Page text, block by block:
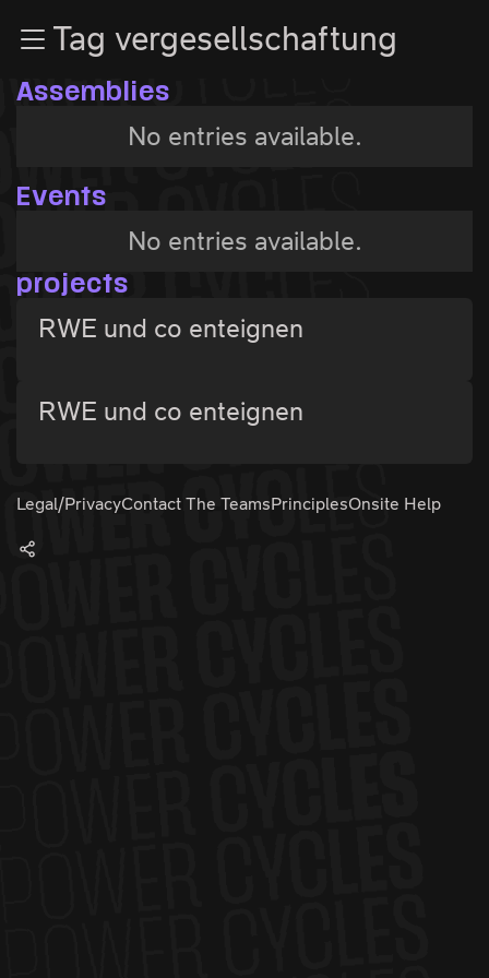
Zum InhaltTag vergesellschaftung
Assemblies
No entries available.
Events
No entries available.
projects
RWE und co enteignen
RWE und co enteignen
Legal/PrivacyContact The TeamsPrinciplesOnsite Help